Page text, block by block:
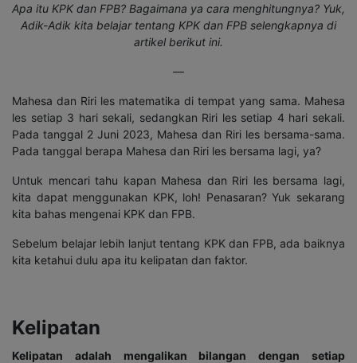
Apa itu KPK dan FPB? Bagaimana ya cara menghitungnya? Yuk,
Adik-Adik kita belajar tentang KPK dan FPB selengkapnya di
artikel berikut ini.
—
Mahesa dan Riri les matematika di tempat yang sama. Mahesa
les setiap 3 hari sekali, sedangkan Riri les setiap 4 hari sekali.
Pada tanggal 2 Juni 2023, Mahesa dan Riri les bersama-sama.
Pada tanggal berapa Mahesa dan Riri les bersama lagi, ya?
Untuk mencari tahu kapan Mahesa dan Riri les bersama lagi,
kita dapat menggunakan KPK, loh! Penasaran? Yuk sekarang
kita bahas mengenai KPK dan FPB.
Sebelum belajar lebih lanjut tentang KPK dan FPB, ada baiknya
kita ketahui dulu apa itu kelipatan dan faktor.
Kelipatan
Kelipatan adalah mengalikan bilangan dengan setiap